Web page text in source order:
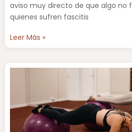
aviso muy directo de que algo no
quienes sufren fascitis
Leer Más »